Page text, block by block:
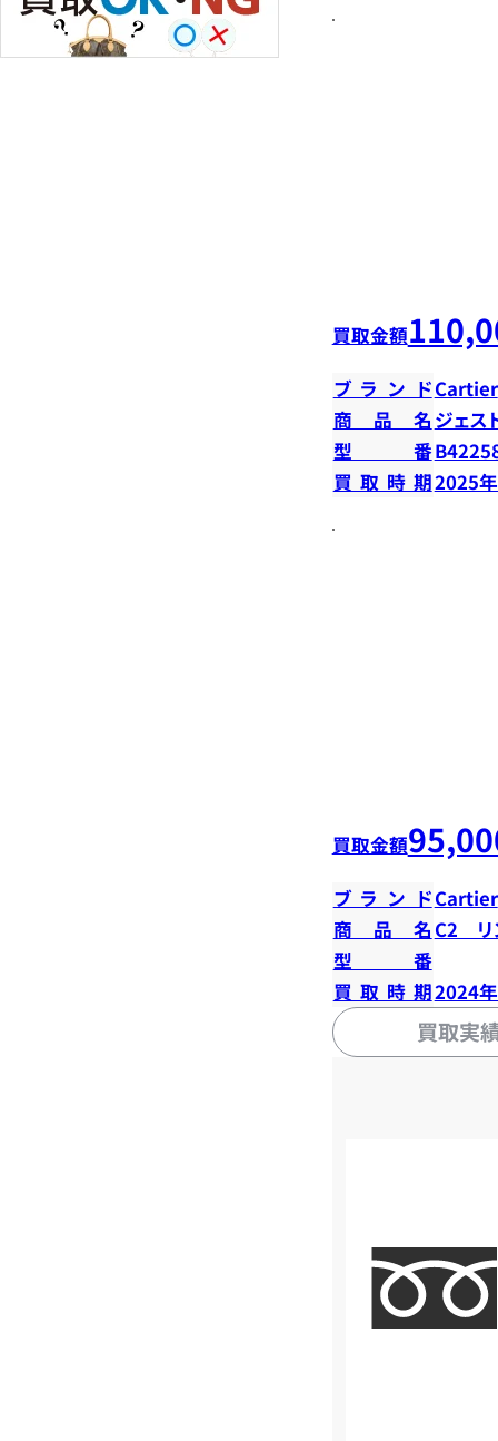
買取金額
ブランドCartier
商品名 ジェス
型番
買取時期2025
買取金額
ブランドCartier
商品名 C2 リ
型番
買取時期2024
買取実